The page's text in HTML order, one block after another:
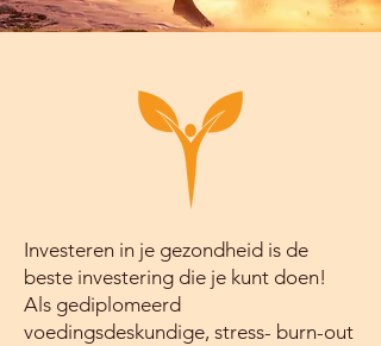
Investeren in je gezondheid is de
beste investering die je kunt doen!
Als gediplomeerd
voedingsdeskundige, stress- burn-out